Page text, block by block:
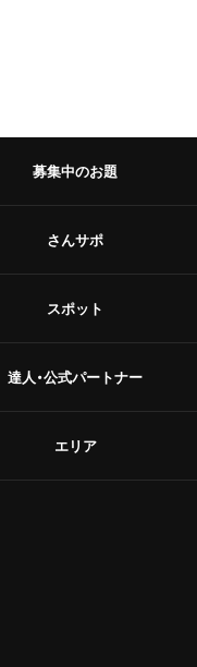
募集中のお題
さんサポ
スポット
達人・公式パートナー
エリア